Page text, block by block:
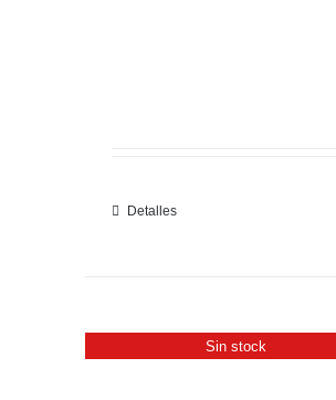
Detalles
Sin stock